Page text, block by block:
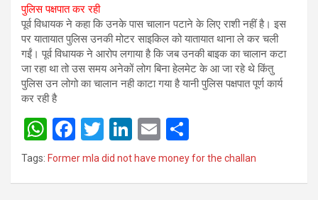
पुलिस पक्षपात कर रही
पूर्व विधायक ने कहा कि उनके पास चालान पटाने के लिए राशी नहीं है। इस
पर यातायात पुलिस उनकी मोटर साइकिल को यातायात थाना ले कर चली
गईं। पूर्व विधायक ने आरोप लगाया है कि जब उनकी बाइक का चालान कटा
जा रहा था तो उस समय अनेकों लोग बिना हेलमेट के आ जा रहे थे किंतु
पुलिस उन लोगो का चालान नही काटा गया है यानी पुलिस पक्षपात पूर्ण कार्य
कर रही है
W
h
F
a
T
wi
Li
n
E
m h
Tags: Former mla did not have money for the challan